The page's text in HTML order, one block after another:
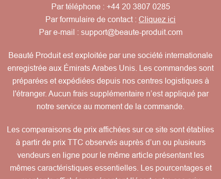
Par téléphone : +44 20 3807 0285
Par formulaire de contact : Cliquez ici
Par e-mail : support@beaute-produit.com
Beauté Produit est exploitée par une société internationale
enregistrée aux Émirats Arabes Unis. Les commandes sont
préparées et expédiées depuis nos centres logistiques à
l'étranger. Aucun frais supplémentaire n’est appliqué par
notre service au moment de la commande.
Les comparaisons de prix affichées sur ce site sont établies
à partir de prix TTC observés auprès d’un ou plusieurs
vendeurs en ligne pour le même article présentant les
mêmes caractéristiques essentielles. Les pourcentages et